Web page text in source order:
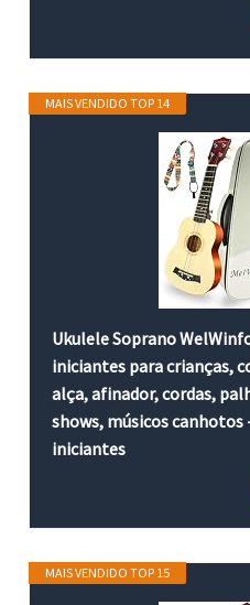
MAIS VENDIDO TOP 14
Ukulele Soprano
iniciantes para crianças,
alça, afinador, cordas,
shows, músicos
iniciantes
MAIS VENDIDO TOP 15